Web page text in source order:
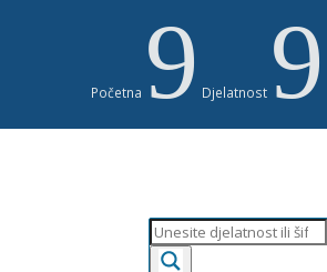
Početna 9 Djelatnost 9